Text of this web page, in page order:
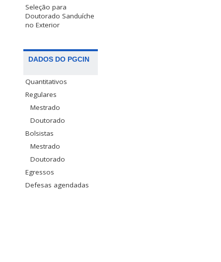
Seleção para
Doutorado Sanduíche
no Exterior
DADOS DO PGCIN
Quantitativos
Regulares
Mestrado
Doutorado
Bolsistas
Mestrado
Doutorado
Egressos
Defesas agendadas